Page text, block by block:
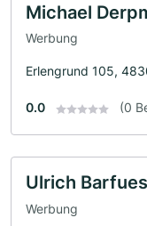
Michael
Werbung
Erlengrund 105,
0.0 (0
Ulrich
Werbung